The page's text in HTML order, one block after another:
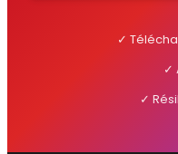
✓
✓
✓